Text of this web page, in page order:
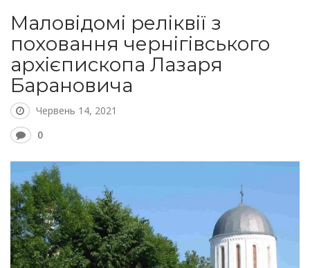
Маловідомі реліквії з
поховання чернігівського
архієпископа Лазаря
Барановича
Червень 14, 2021
0